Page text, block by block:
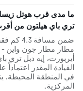
ما مدى قرب هوتل زيسا
تري باي هيلتون من
ضمن
مطار مطار جون واين -
القيادة المقدر
في المنطقة
المركزية.